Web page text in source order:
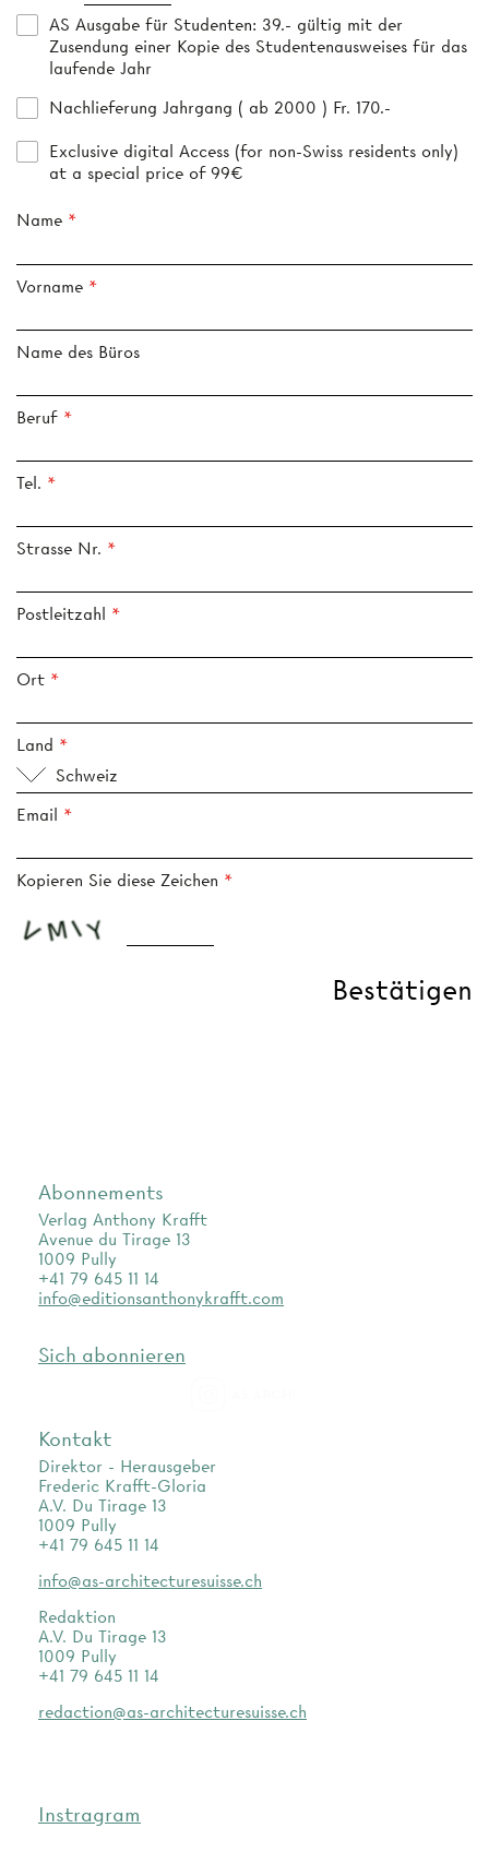
AS Ausgabe für Studenten: 39.- gültig mit der
Zusendung einer Kopie des Studentenausweises für das
laufende Jahr
Nachlieferung Jahrgang ( ab 2000 ) Fr. 170.-
Exclusive digital Access (for non-Swiss residents only)
at a special price of 99€
Name
Vorname
Name des Büros
Beruf
Tel.
Strasse Nr.
Postleitzahl
Ort
Land
Schweiz
Email
Kopieren Sie diese Zeichen
Abonnements
Verlag Anthony Krafft
Avenue du Tirage 13
1009 Pully
+41 79 645 11 14
info@editionsanthonykrafft.com
Sich abonnieren
Kontakt
Direktor - Herausgeber
Frederic Krafft-Gloria
A.V. Du Tirage 13
1009 Pully
+41 79 645 11 14
info@as-architecturesuisse.ch
Redaktion
A.V. Du Tirage 13
1009 Pully
+41 79 645 11 14
redaction@as-architecturesuisse.ch
Instragram